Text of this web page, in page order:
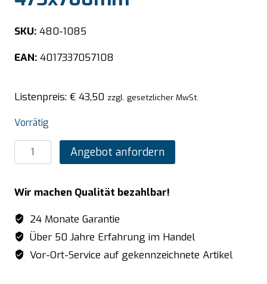
SKU: 480-1085
EAN: 4017337057108
Listenpreis: € 43,50 zzgl. gesetzlicher MwSt.
Vorrätig
SARO
Alu-
mit
Kunstoffrosten
475x708mm
Menge
Angebot anfordern
Wir machen Qualität bezahlbar!
24 Monate Garantie
Über 50 Jahre Erfahrung im Handel
Vor-Ort-Service auf gekennzeichnete Artikel